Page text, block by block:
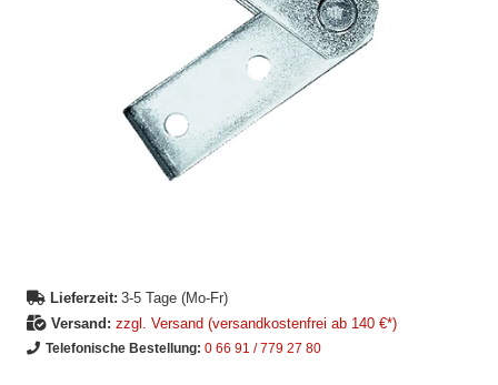
Lieferzeit: 3-5 Tage (Mo-Fr)
Versand: zzgl. Versand (versandkostenfrei ab 140 €*)
Telefonische Bestellung: 0 66 91 / 779 27 80